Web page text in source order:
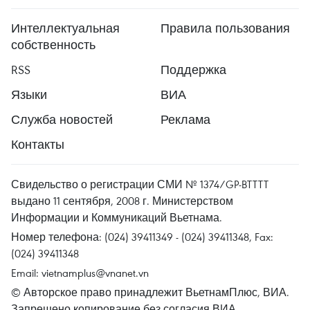
Интеллектуальная
собственность
Правила пользования
RSS
Поддержка
Языки
ВИА
Служба новостей
Реклама
Контакты
Свидельство о регистрации СМИ № 1374/GP-BTTTT
выдано 11 сентября, 2008 г. Министерством
Информации и Коммуникаций Вьетнама.
Номер телефона: (024) 39411349 - (024) 39411348, Fax:
(024) 39411348
Email: vietnamplus@vnanet.vn
© Авторское право принадлежит ВьетнамПлюс, ВИА.